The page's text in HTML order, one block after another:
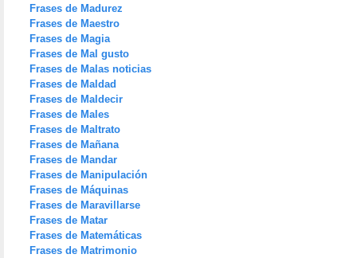
Frases de Madurez
Frases de Maestro
Frases de Magia
Frases de Mal gusto
Frases de Malas noticias
Frases de Maldad
Frases de Maldecir
Frases de Males
Frases de Maltrato
Frases de Mañana
Frases de Mandar
Frases de Manipulación
Frases de Máquinas
Frases de Maravillarse
Frases de Matar
Frases de Matemáticas
Frases de Matrimonio